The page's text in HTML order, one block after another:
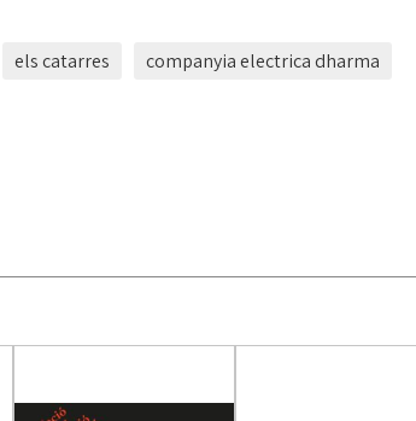
els catarres companyia electrica dharma